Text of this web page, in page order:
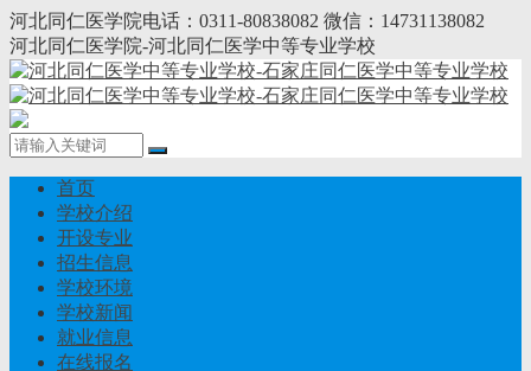
河北同仁医学院电话：0311-80838082 微信：14731138082
河北同仁医学院-河北同仁医学中等专业学校
首页
学校介绍
开设专业
招生信息
学校环境
学校新闻
就业信息
在线报名